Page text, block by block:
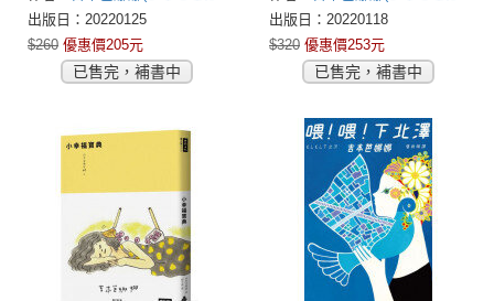
なな)
出版日：20220125
$260 優惠價205元
已售完，補書中
なな)
出版日：20220118
$320 優惠價253元
已售完，補書中